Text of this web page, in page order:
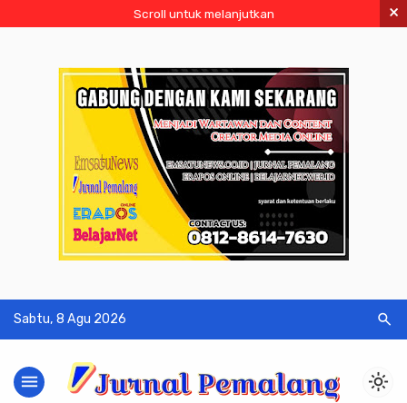
Scroll untuk melanjutkan ×
Sabtu, 8 Agu 2026 search
menu light_mode